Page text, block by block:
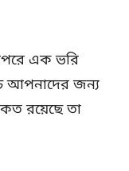
এক ভরি
আপনাদের জন্য
রয়েছে তা